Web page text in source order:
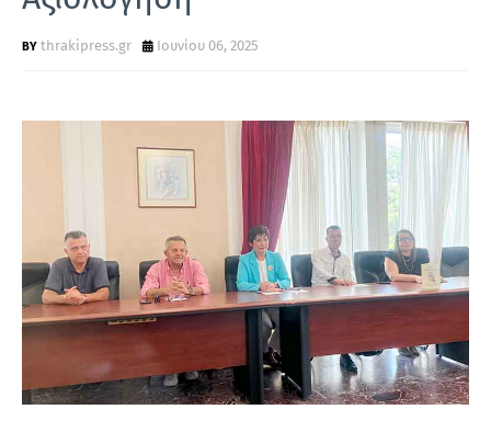
Τ
Α thrakipress.gr Ιουνίου 06, 2025